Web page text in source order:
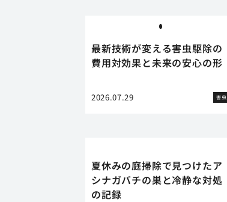
最新技術が変える害虫駆除の
費用対効果と未来の安心の形
2026.07.29 害虫
夏休みの庭掃除で見つけたア
シナガバチの巣と冷静な対処
の記録